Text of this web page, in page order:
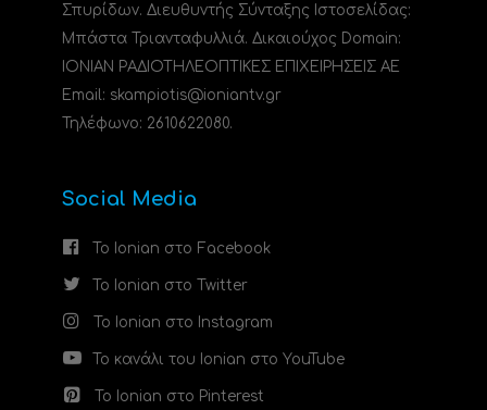
Σπυρίδων. Διευθυντής Σύνταξης Ιστοσελίδας:
Μπάστα Τριανταφυλλιά. Δικαιούχος Domain:
ΙΟΝΙΑΝ ΡΑΔΙΟΤΗΛΕΟΠΤΙΚΕΣ ΕΠΙΧΕΙΡΗΣΕΙΣ ΑΕ
Email: skampiotis@ioniantv.gr
Τηλέφωνο: 2610622080.
Social Media
Το Ionian στο Facebook
Το Ionian στο Twitter
Το Ionian στο Instagram
Το κανάλι του Ionian στο YouTube
Το Ionian στο Pinterest